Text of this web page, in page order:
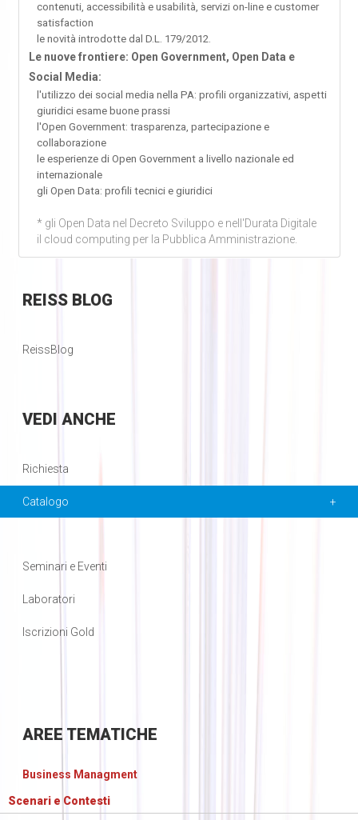
contenuti, accessibilità e usabilità, servizi on-line e customer
satisfaction
le novità introdotte dal D.L. 179/2012.
Le nuove frontiere: Open Government, Open Data e
Social Media:
l'utilizzo dei social media nella PA: profili organizzativi, aspetti
giuridici esame buone prassi
l'Open Government: trasparenza, partecipazione e
collaborazione
le esperienze di Open Government a livello nazionale ed
internazionale
gli Open Data: profili tecnici e giuridici
* gli Open Data nel Decreto Sviluppo e nell'Durata Digitale
il cloud computing per la Pubblica Amministrazione.
REISSBLOG
ReissBlog
VEDI ANCHE
Richiesta
Catalogo
Seminari e Eventi
Laboratori
Iscrizioni Gold
AREE TEMATICHE
Business Managment
Scenari e Contesti